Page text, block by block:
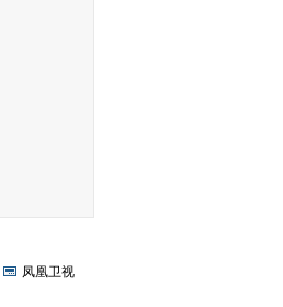
凤凰卫视